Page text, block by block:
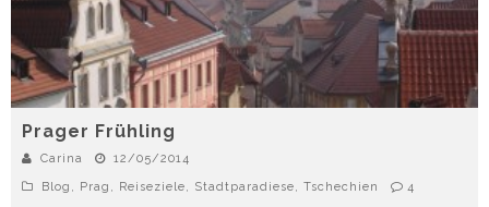
Prager Frühling
Carina
12/05/2014
Blog , Prag , Reiseziele, Stadtparadiese, Tschechien
4